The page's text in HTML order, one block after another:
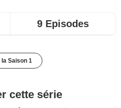
9 Episodes
la Saison 1
cette série